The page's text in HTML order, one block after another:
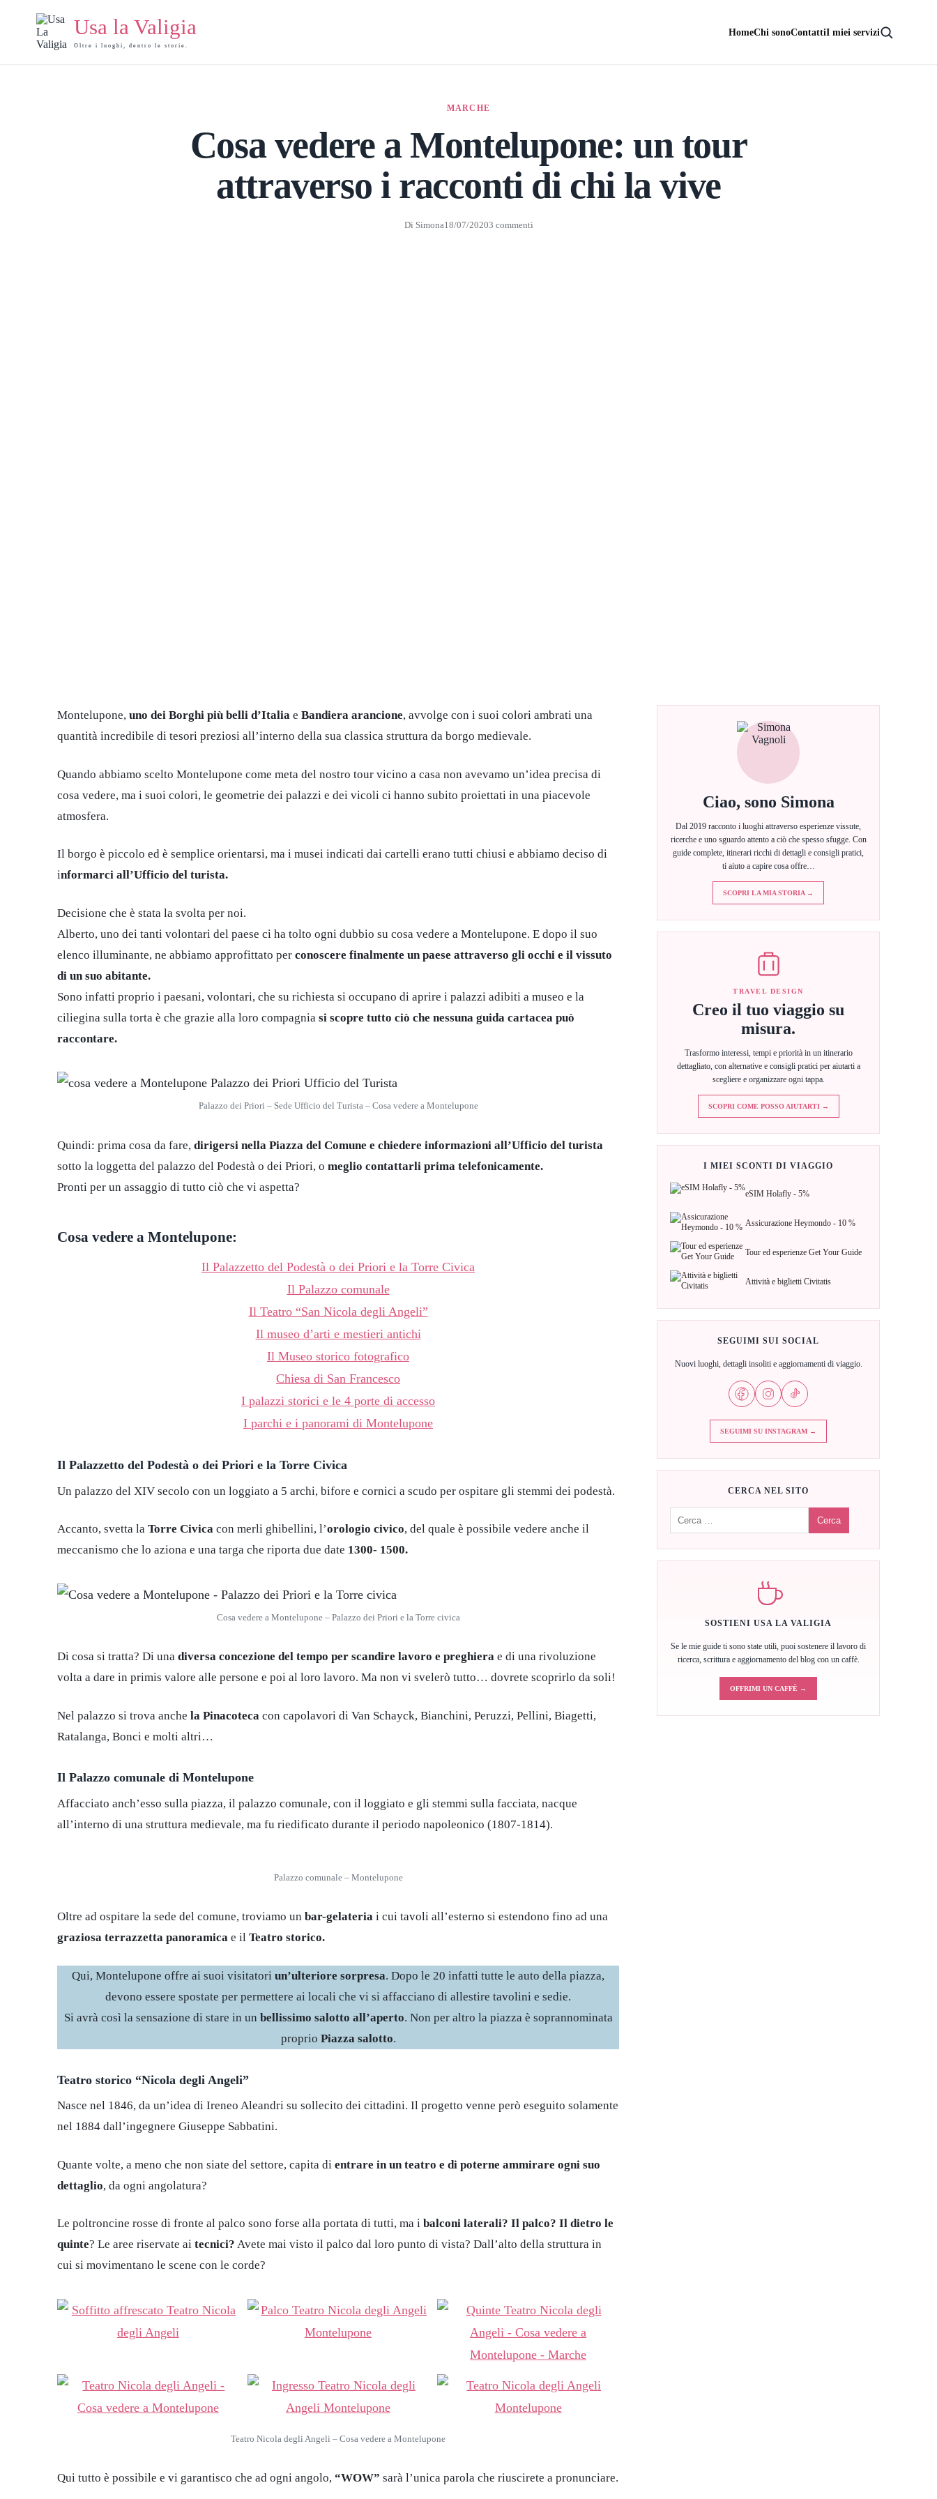
contenuto
Usa la Valigia
Oltre i luoghi, dentro le storie.
HomeChi sonoContattiI miei servizi
MARCHE
Cosa vedere a Montelupone: un tour
attraverso i racconti di chi la vive
Di Simona18/07/20203 commenti
Montelupone, uno dei Borghi più belli d’Italia e Bandiera arancione, avvolge con i suoi colori ambrati una
quantità incredibile di tesori preziosi all’interno della sua classica struttura da borgo medievale.
Quando abbiamo scelto Montelupone come meta del nostro tour vicino a casa non avevamo un’idea precisa di
cosa vedere, ma i suoi colori, le geometrie dei palazzi e dei vicoli ci hanno subito proiettati in una piacevole
atmosfera.
Il borgo è piccolo ed è semplice orientarsi, ma i musei indicati dai cartelli erano tutti chiusi e abbiamo deciso di
informarci all’Ufficio del turista.
Decisione che è stata la svolta per noi.
Alberto, uno dei tanti volontari del paese ci ha tolto ogni dubbio su cosa vedere a Montelupone. E dopo il suo
elenco illuminante, ne abbiamo approfittato per conoscere finalmente un paese attraverso gli occhi e il vissuto
di un suo abitante.
Sono infatti proprio i paesani, volontari, che su richiesta si occupano di aprire i palazzi adibiti a museo e la
ciliegina sulla torta è che grazie alla loro compagnia si scopre tutto ciò che nessuna guida cartacea può
raccontare.
Palazzo dei Priori – Sede Ufficio del Turista – Cosa vedere a Montelupone
Quindi: prima cosa da fare, dirigersi nella Piazza del Comune e chiedere informazioni all’Ufficio del turista
sotto la loggetta del palazzo del Podestà o dei Priori, o meglio contattarli prima telefonicamente.
Pronti per un assaggio di tutto ciò che vi aspetta?
Cosa vedere a Montelupone:
Il Palazzetto del Podestà o dei Priori e la Torre Civica
Il Palazzo comunale
Il Teatro “San Nicola degli Angeli”
Il museo d’arti e mestieri antichi
Il Museo storico fotografico
Chiesa di San Francesco
I palazzi storici e le 4 porte di accesso
I parchi e i panorami di Montelupone
Il Palazzetto del Podestà o dei Priori e la Torre Civica
Un palazzo del XIV secolo con un loggiato a 5 archi, bifore e cornici a scudo per ospitare gli stemmi dei podestà.
Accanto, svetta la Torre Civica con merli ghibellini, l’orologio civico, del quale è possibile vedere anche il
meccanismo che lo aziona e una targa che riporta due date 1300- 1500.
Cosa vedere a Montelupone – Palazzo dei Priori e la Torre civica
Di cosa si tratta? Di una diversa concezione del tempo per scandire lavoro e preghiera e di una rivoluzione
volta a dare in primis valore alle persone e poi al loro lavoro. Ma non vi svelerò tutto… dovrete scoprirlo da soli!
Nel palazzo si trova anche la Pinacoteca con capolavori di Van Schayck, Bianchini, Peruzzi, Pellini, Biagetti,
Ratalanga, Bonci e molti altri…
Il Palazzo comunale di Montelupone
Affacciato anch’esso sulla piazza, il palazzo comunale, con il loggiato e gli stemmi sulla facciata, nacque
all’interno di una struttura medievale, ma fu riedificato durante il periodo napoleonico (1807-1814).
Palazzo comunale – Montelupone
Oltre ad ospitare la sede del comune, troviamo un bar-gelateria i cui tavoli all’esterno si estendono fino ad una
graziosa terrazzetta panoramica e il Teatro storico.
Qui, Montelupone offre ai suoi visitatori un’ulteriore sorpresa. Dopo le 20 infatti tutte le auto della piazza,
devono essere spostate per permettere ai locali che vi si affacciano di allestire tavolini e sedie.
Si avrà così la sensazione di stare in un bellissimo salotto all’aperto. Non per altro la piazza è soprannominata
proprio Piazza salotto.
Teatro storico “Nicola degli Angeli”
Nasce nel 1846, da un’idea di Ireneo Aleandri su sollecito dei cittadini. Il progetto venne però eseguito solamente
nel 1884 dall’ingegnere Giuseppe Sabbatini.
Quante volte, a meno che non siate del settore, capita di entrare in un teatro e di poterne ammirare ogni suo
dettaglio, da ogni angolatura?
Le poltroncine rosse di fronte al palco sono forse alla portata di tutti, ma i balconi laterali? Il palco? Il dietro le
quinte? Le aree riservate ai tecnici? Avete mai visto il palco dal loro punto di vista? Dall’alto della struttura in
cui si movimentano le scene con le corde?
Teatro Nicola degli Angeli – Cosa vedere a Montelupone
Qui tutto è possibile e vi garantisco che ad ogni angolo, “WOW” sarà l’unica parola che riuscirete a pronunciare.
Ciao, sono Simona
Dal 2019 racconto i luoghi attraverso esperienze vissute,
ricerche e uno sguardo attento a ciò che spesso sfugge. Con
guide complete, itinerari ricchi di dettagli e consigli pratici,
ti aiuto a capire cosa offre…
SCOPRI LA MIA STORIA →
TRAVEL DESIGN
Creo il tuo viaggio su
misura.
Trasformo interessi, tempi e priorità in un itinerario
dettagliato, con alternative e consigli pratici per aiutarti a
scegliere e organizzare ogni tappa.
SCOPRI COME POSSO AIUTARTI →
I MIEI SCONTI DI VIAGGIO
eSIM Holafly - 5%
Assicurazione Heymondo - 10 %
Tour ed esperienze Get Your Guide
Attività e biglietti Civitatis
SEGUIMI SUI SOCIAL
Nuovi luoghi, dettagli insoliti e aggiornamenti di viaggio.
SEGUIMI SU INSTAGRAM →
CERCA NEL SITO
SOSTIENI USA LA VALIGIA
Se le mie guide ti sono state utili, puoi sostenere il lavoro di
ricerca, scrittura e aggiornamento del blog con un caffè.
OFFRIMI UN CAFFÈ →